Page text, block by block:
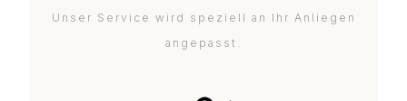
Unser Service wird speziell an Ihr Anliegen
angepasst.